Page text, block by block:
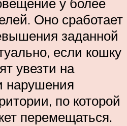
Оно сработает
заданной
если кошку
увезти на
нарушения
по которой
перемещаться.